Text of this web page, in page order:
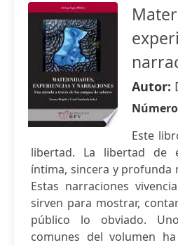
Autor:
Este
libertad. La libertad de
íntima, sincera y profunda
Estas narraciones
sirven para mostrar,
público lo obviado.
comunes del volumen